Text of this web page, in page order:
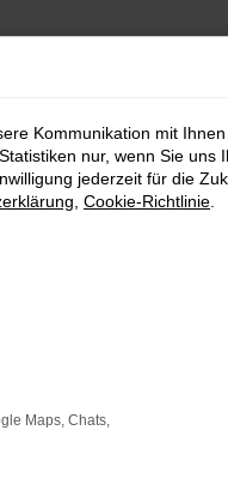
anderen Browser
Kommunikation mit Ihnen
nur, wenn Sie uns
jederzeit für die
Cookie-Richtlinie
Maps, Chats,